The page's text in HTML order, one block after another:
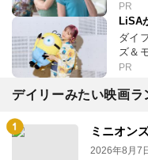
PR
LiSA
ダイ
ズ＆
PR
デイリーみたい映画ラ
ミニオン
2026年8月7